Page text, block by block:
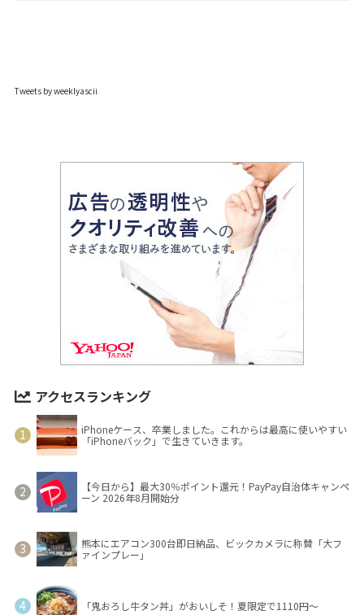
Tweets by weeklyascii
アクセスランキング
iPhoneケース、卒業しました。これからは最高に使いやすい
「iPhoneバック」で生きていきます。
【今日から】最大30％ポイント還元！PayPay自治体キャンペ
ーン 2026年8月開始分
熊本にエアコン300台即日納品、ビックカメラに称賛「大フ
ァインプレー」
「鬼おろし牛タン丼」がおいしそ！夏限定で1110円～